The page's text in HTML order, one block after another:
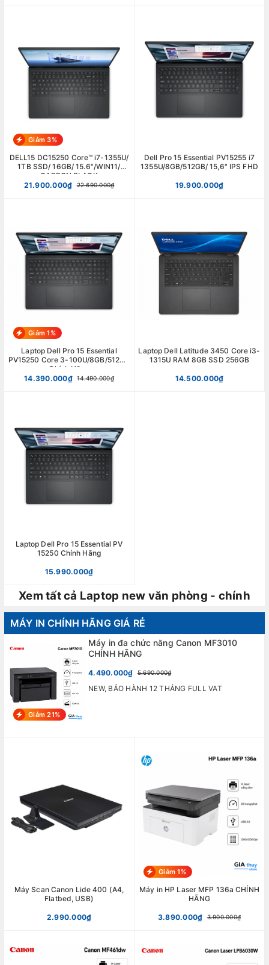
Giảm 3%
DELL15 DC15250 Core™ i7-1355U/
1TB SSD/ 16GB/ 15.6"/WIN11/
CARBON BLACK
21.900.000₫
22.690.000₫
Dell Pro 15 Essential PV15255 i7
1355U/8GB/512GB/ 15,6" IPS FHD
19.900.000₫
Giảm 1%
Laptop Dell Pro 15 Essential
PV15250 Core 3-100U/8GB/512GB
Chính Hãng
14.390.000₫
14.490.000₫
Laptop Dell Latitude 3450 Core i3-
1315U RAM 8GB SSD 256GB
14.500.000₫
Laptop Dell Pro 15 Essential PV
15250 Chính Hãng
15.990.000₫
Xem tất cả Laptop new văn phòng - chính
hãng
MÁY IN CHÍNH HÃNG GIÁ RẺ
Giảm 21%
Máy in đa chức năng Canon MF3010
CHÍNH HÃNG
4.490.000₫ 5.690.000₫
NEW, BẢO HÀNH 12 THÁNG FULL VAT
Máy Scan Canon Lide 400 (A4,
Flatbed, USB)
2.990.000₫
Giảm 1%
Máy in HP Laser MFP 136a CHÍNH
HÃNG
3.890.000₫ 3.900.000₫